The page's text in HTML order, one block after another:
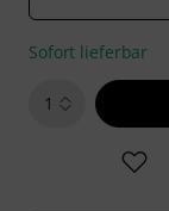
Sofort lieferbar
1